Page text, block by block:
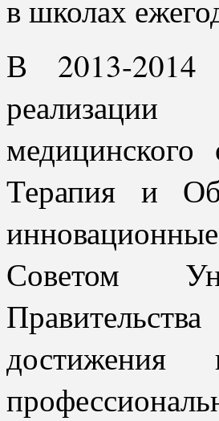
в школах
В 2013-2014
реализации
медицинского
Терапия и
Советом